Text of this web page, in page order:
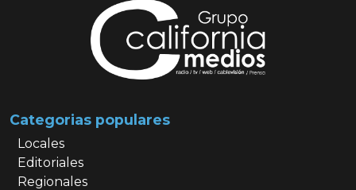
Categorias populares
Locales
Editoriales
Regionales